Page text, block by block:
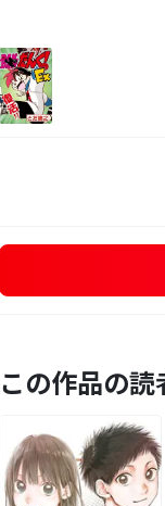
この作品の